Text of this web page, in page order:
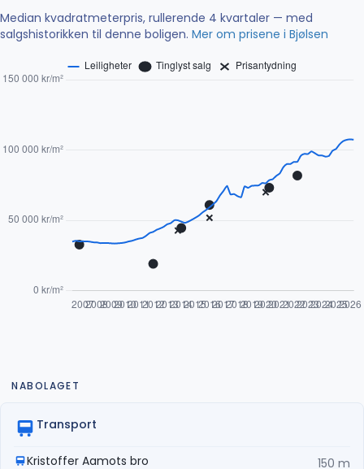
Median kvadratmeterpris, rullerende 4 kvartaler — med
salgshistorikken til denne boligen. Mer om prisene i Bjølsen
NABOLAGET
Transport
Kristoffer Aamots bro 150 m